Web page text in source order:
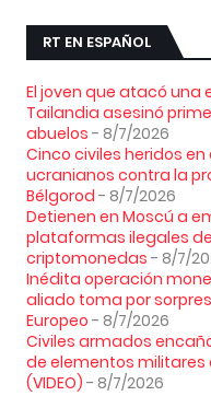
RT EN ESPAÑOL
El joven que atacó una
Tailandia asesinó
abuelos - 8/7/2026
Cinco civiles heridos
ucranianos contra la
Bélgorod - 8/7/2026
Detienen en Moscú a
plataformas ilegales
criptomonedas - 8/7/
Inédita operación
aliado toma por
Europeo - 8/7/2026
Civiles armados
de elementos militares
(VIDEO) - 8/7/2026